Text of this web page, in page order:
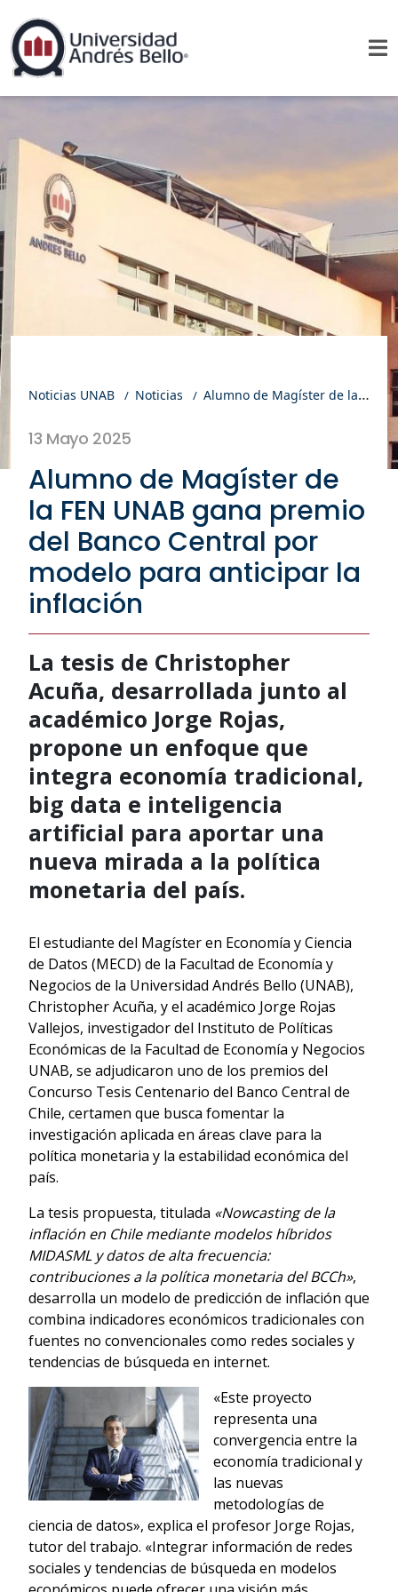
Noticias UNAB Noticias Alumno de Magíster de la FEN UNAB gana premio del Banco Central por modelo para anticipar la inflación
13 Mayo 2025
Alumno de Magíster de
la FEN UNAB gana premio
del Banco Central por
modelo para anticipar la
inflación
La tesis de Christopher
Acuña, desarrollada junto al
académico Jorge Rojas,
propone un enfoque que
integra economía tradicional,
big data e inteligencia
artificial para aportar una
nueva mirada a la política
monetaria del país.
El estudiante del Magíster en Economía y Ciencia
de Datos (MECD) de la Facultad de Economía y
Negocios de la Universidad Andrés Bello (UNAB),
Christopher Acuña, y el académico Jorge Rojas
Vallejos, investigador del Instituto de Políticas
Económicas de la Facultad de Economía y Negocios
UNAB, se adjudicaron uno de los premios del
Concurso Tesis Centenario del Banco Central de
Chile, certamen que busca fomentar la
investigación aplicada en áreas clave para la
política monetaria y la estabilidad económica del
país.
La tesis propuesta, titulada «Nowcasting de la
inflación en Chile mediante modelos híbridos
MIDASML y datos de alta frecuencia:
contribuciones a la política monetaria del BCCh»,
desarrolla un modelo de predicción de inflación que
combina indicadores económicos tradicionales con
fuentes no convencionales como redes sociales y
tendencias de búsqueda en internet.
«Este proyecto
representa una
convergencia entre la
economía tradicional y
las nuevas
metodologías de
ciencia de datos», explica el profesor Jorge Rojas,
tutor del trabajo. «Integrar información de redes
sociales y tendencias de búsqueda en modelos